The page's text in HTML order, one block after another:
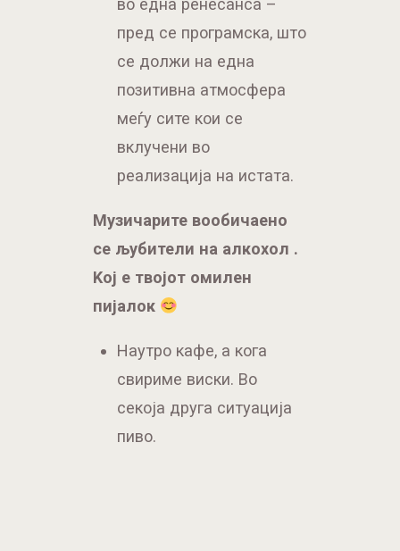
во една ренесанса –
пред се програмска, што
се должи на една
позитивна атмосфера
меѓу сите кои се
вклучени во
реализација на истата.
Музичарите вообичаено
се љубители на алкохол .
Kој е твојот омилен
пијалок
Наутро кафе, a кога
свириме виски. Во
секоја друга ситуација
пиво.